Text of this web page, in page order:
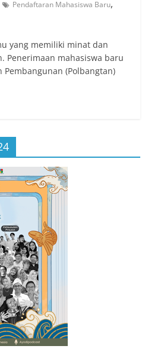
Pendaftaran Mahasiswa Baru,
yang memiliki minat dan
Penerimaan mahasiswa baru
Pembangunan (Polbangtan)